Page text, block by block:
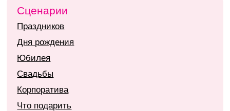
Сценарии
Праздников
Дня рождения
Юбилея
Свадьбы
Корпоратива
Что подарить